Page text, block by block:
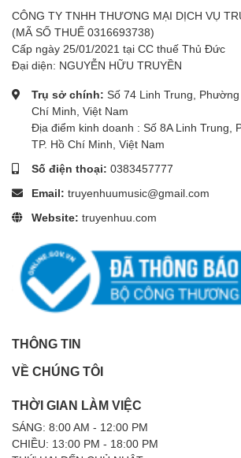
CÔNG TY TNHH THƯƠNG MẠI DỊCH VỤ
(MÃ SỐ THUẾ 0316693738)
Cấp ngày 25/01/2021 tại CC thuế Thủ Đức
Đại diện: NGUYỄN HỮU TRUYỀN
Trụ sở chính: Số 74 Linh Trung,
Chí Minh, Việt Nam
Địa điểm kinh doanh : Số 8A Linh Trung,
TP. Hồ Chí Minh, Việt Nam
Số điện thoại: 0383457777
Email: truyenhuumusic@gmail.com
Website: truyenhuu.com
THÔNG TIN
VỀ CHÚNG TÔI
THỜI GIAN LÀM VIỆC
SÁNG: 8:00 AM - 12:00 PM
CHIỀU: 13:00 PM - 18:00 PM